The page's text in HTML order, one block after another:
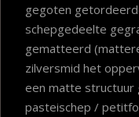
gegoten
schepgedeelte
gematteerd
zilversmid het
een matte structuur
pasteischep /